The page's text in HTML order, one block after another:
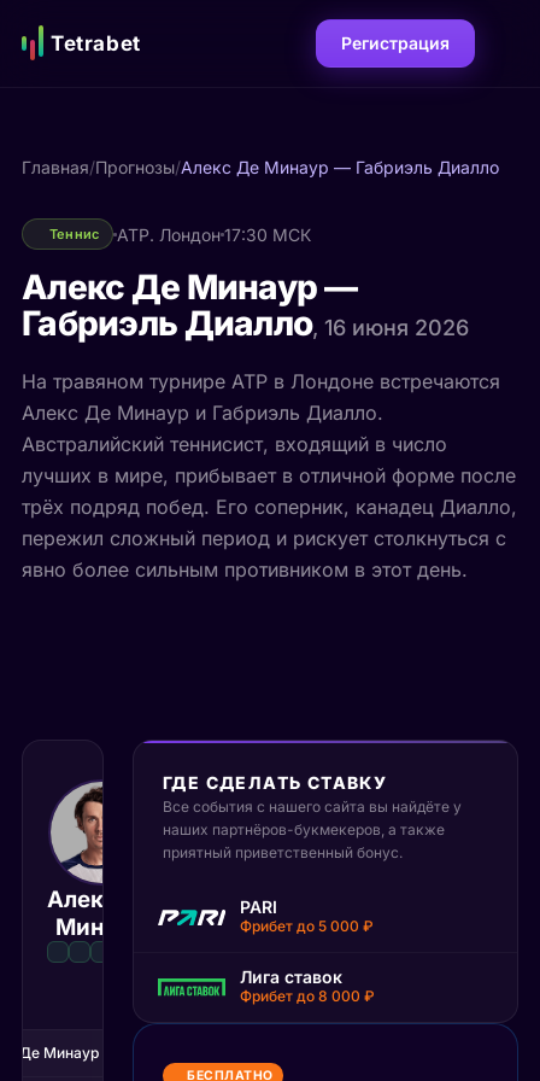
Tetrabet Регистрация
Главная/Прогнозы/Алекс Де Минаур — Габриэль Диалло
Теннис ATP. Лондон 17:30 МСК
Алекс Де Минаур —
Габриэль Диалло, 16 июня 2026
На травяном турнире ATP в Лондоне встречаются
Алекс Де Минаур и Габриэль Диалло.
Австралийский теннисист, входящий в число
лучших в мире, прибывает в отличной форме после
трёх подряд побед. Его соперник, канадец Диалло,
пережил сложный период и рискует столкнуться с
явно более сильным противником в этот день.
Алекс Де
Минаур
16 июня 2026
17:30 МСК
2:0
Матч завершён
Де Минаур
ГДЕ СДЕЛАТЬ СТАВКУ
Все события с нашего сайта вы найдёте у
наших партнёров-букмекеров, а также
приятный приветственный бонус.
PARI
Фрибет до 5 000 ₽
Лига ставок
Фрибет до 8 000 ₽
БЕСПЛАТНО